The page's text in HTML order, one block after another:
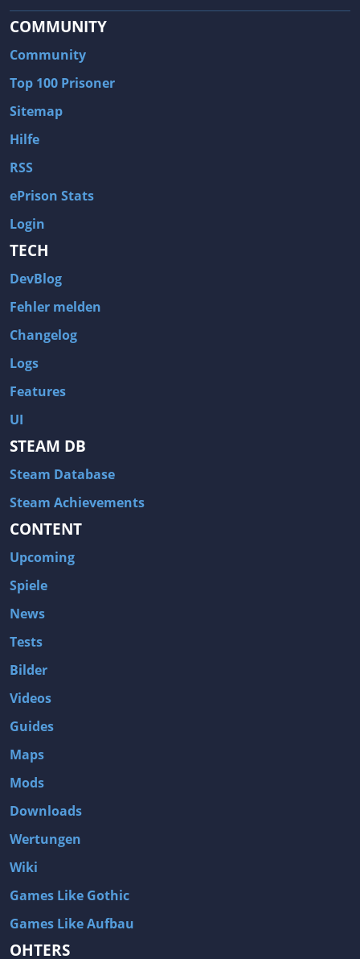
COMMUNITY
Community
Top 100 Prisoner
Sitemap
Hilfe
RSS
ePrison Stats
Login
TECH
DevBlog
Fehler melden
Changelog
Logs
Features
UI
STEAM DB
Steam Database
Steam Achievements
CONTENT
Upcoming
Spiele
News
Tests
Bilder
Videos
Guides
Maps
Mods
Downloads
Wertungen
Wiki
Games Like Gothic
Games Like Aufbau
OHTERS